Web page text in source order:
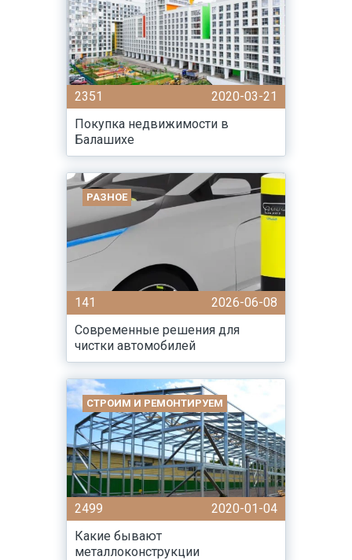
2351
2020-03-21
Покупка недвижимости в
Балашихе
РАЗНОЕ
141
2026-06-08
Современные решения для
чистки автомобилей
СТРОИМ И РЕМОНТИРУЕМ
2499
2020-01-04
Какие бывают
металлоконструкции